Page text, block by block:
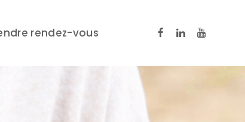
rendez-vous